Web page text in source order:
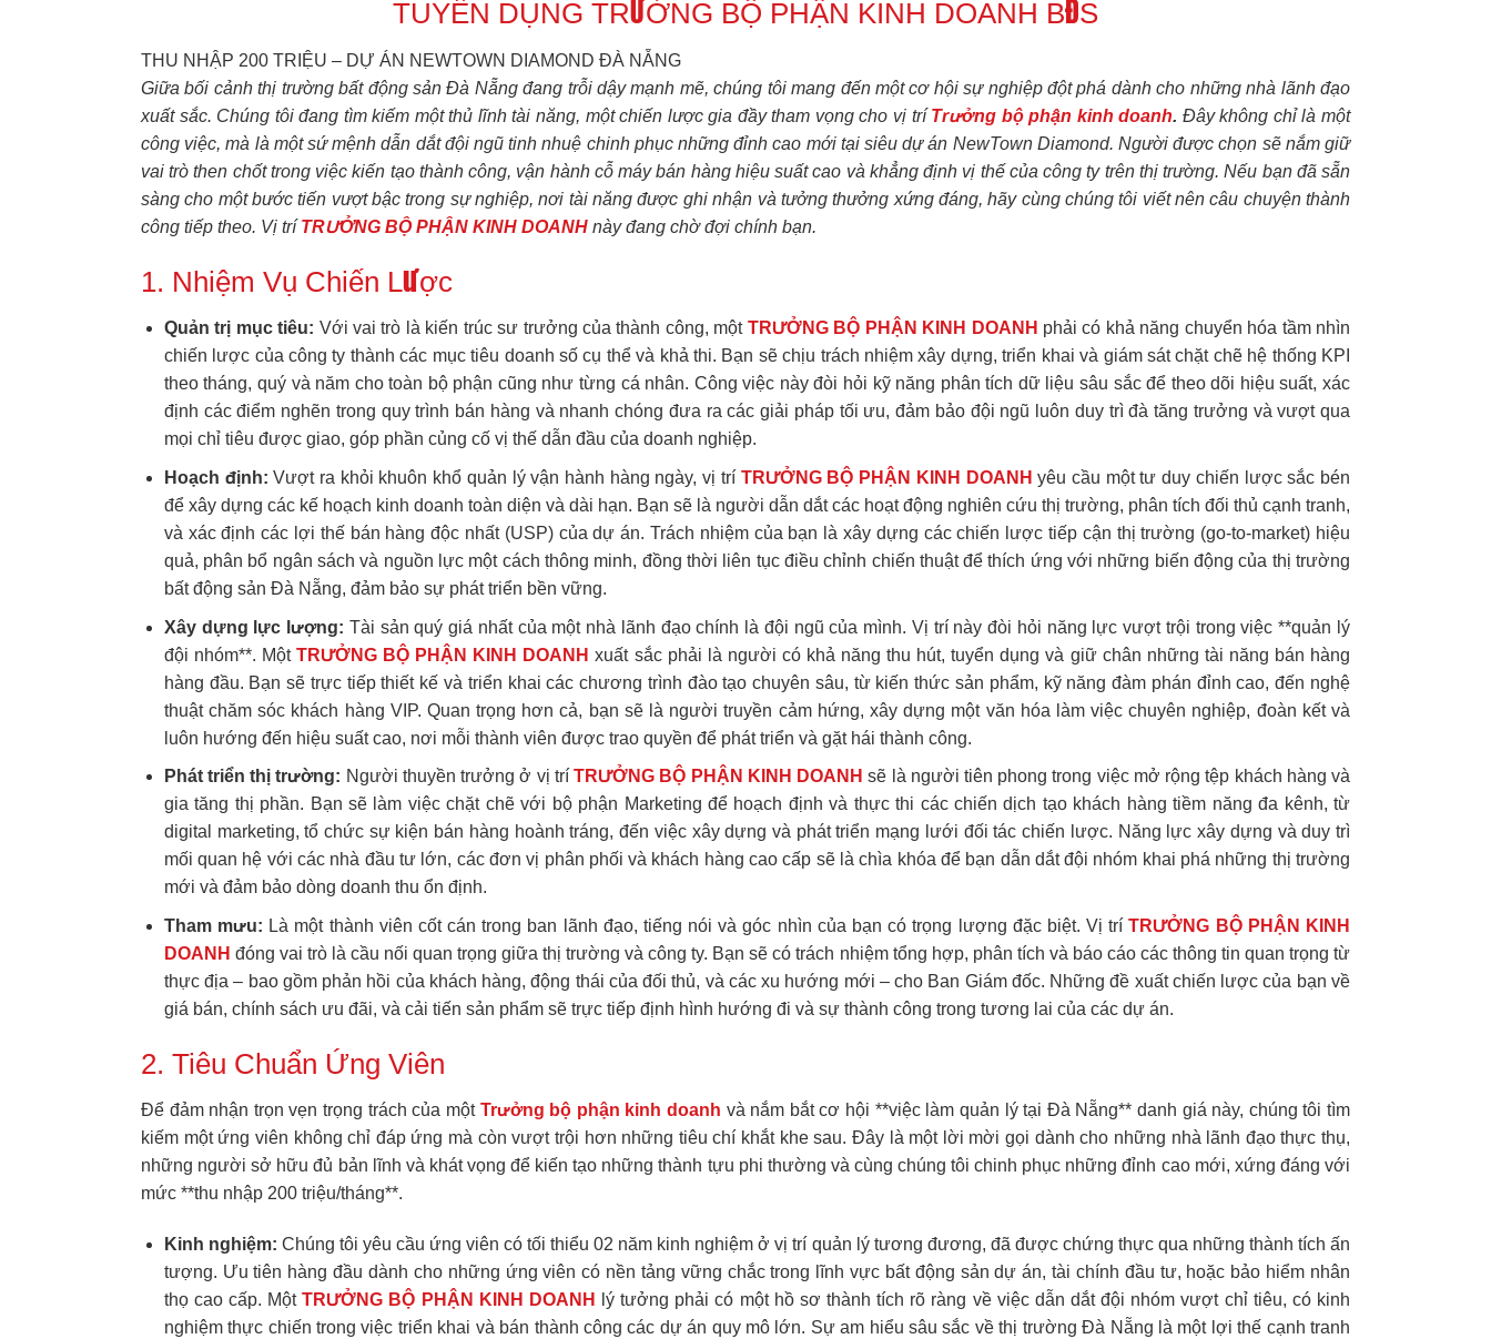
TUYỂN DỤNG TRƯỞNG BỘ PHẬN KINH DOANH BĐS
THU NHẬP 200 TRIỆU – DỰ ÁN NEWTOWN DIAMOND ĐÀ NẴNG
Giữa bối cảnh thị trường bất động sản Đà Nẵng đang trỗi dậy mạnh mẽ, chúng tôi mang đến một cơ hội sự nghiệp đột phá dành cho những nhà lãnh đạo
xuất sắc. Chúng tôi đang tìm kiếm một thủ lĩnh tài năng, một chiến lược gia đầy tham vọng cho vị trí Trưởng bộ phận kinh doanh. Đây không chỉ là một
công việc, mà là một sứ mệnh dẫn dắt đội ngũ tinh nhuệ chinh phục những đỉnh cao mới tại siêu dự án NewTown Diamond. Người được chọn sẽ nắm giữ
vai trò then chốt trong việc kiến tạo thành công, vận hành cỗ máy bán hàng hiệu suất cao và khẳng định vị thế của công ty trên thị trường. Nếu bạn đã sẵn
sàng cho một bước tiến vượt bậc trong sự nghiệp, nơi tài năng được ghi nhận và tưởng thưởng xứng đáng, hãy cùng chúng tôi viết nên câu chuyện thành
công tiếp theo. Vị trí TRƯỞNG BỘ PHẬN KINH DOANH này đang chờ đợi chính bạn.
1. Nhiệm Vụ Chiến Lược
Quản trị mục tiêu: Với vai trò là kiến trúc sư trưởng của thành công, một TRƯỞNG BỘ PHẬN KINH DOANH phải có khả năng chuyển hóa tầm nhìn
chiến lược của công ty thành các mục tiêu doanh số cụ thể và khả thi. Bạn sẽ chịu trách nhiệm xây dựng, triển khai và giám sát chặt chẽ hệ thống KPI
theo tháng, quý và năm cho toàn bộ phận cũng như từng cá nhân. Công việc này đòi hỏi kỹ năng phân tích dữ liệu sâu sắc để theo dõi hiệu suất, xác
định các điểm nghẽn trong quy trình bán hàng và nhanh chóng đưa ra các giải pháp tối ưu, đảm bảo đội ngũ luôn duy trì đà tăng trưởng và vượt qua
mọi chỉ tiêu được giao, góp phần củng cố vị thế dẫn đầu của doanh nghiệp.
Hoạch định: Vượt ra khỏi khuôn khổ quản lý vận hành hàng ngày, vị trí TRƯỞNG BỘ PHẬN KINH DOANH yêu cầu một tư duy chiến lược sắc bén
để xây dựng các kế hoạch kinh doanh toàn diện và dài hạn. Bạn sẽ là người dẫn dắt các hoạt động nghiên cứu thị trường, phân tích đối thủ cạnh tranh,
và xác định các lợi thế bán hàng độc nhất (USP) của dự án. Trách nhiệm của bạn là xây dựng các chiến lược tiếp cận thị trường (go-to-market) hiệu
quả, phân bổ ngân sách và nguồn lực một cách thông minh, đồng thời liên tục điều chỉnh chiến thuật để thích ứng với những biến động của thị trường
bất động sản Đà Nẵng, đảm bảo sự phát triển bền vững.
Xây dựng lực lượng: Tài sản quý giá nhất của một nhà lãnh đạo chính là đội ngũ của mình. Vị trí này đòi hỏi năng lực vượt trội trong việc **quản lý
đội nhóm**. MộtTRƯỞNG BỘ PHẬN KINH DOANH xuất sắc phải là người có khả năng thu hút, tuyển dụng và giữ chân những tài năng bán hàng
hàng đầu. Bạn sẽ trực tiếp thiết kế và triển khai các chương trình đào tạo chuyên sâu, từ kiến thức sản phẩm, kỹ năng đàm phán đỉnh cao, đến nghệ
thuật chăm sóc khách hàng VIP. Quan trọng hơn cả, bạn sẽ là người truyền cảm hứng, xây dựng một văn hóa làm việc chuyên nghiệp, đoàn kết và
luôn hướng đến hiệu suất cao, nơi mỗi thành viên được trao quyền để phát triển và gặt hái thành công.
Phát triển thị trường: Người thuyền trưởng ở vị trí TRƯỞNG BỘ PHẬN KINH DOANH sẽ là người tiên phong trong việc mở rộng tệp khách hàng và
gia tăng thị phần. Bạn sẽ làm việc chặt chẽ với bộ phận Marketing để hoạch định và thực thi các chiến dịch tạo khách hàng tiềm năng đa kênh, từ
digital marketing, tổ chức sự kiện bán hàng hoành tráng, đến việc xây dựng và phát triển mạng lưới đối tác chiến lược. Năng lực xây dựng và duy trì
mối quan hệ với các nhà đầu tư lớn, các đơn vị phân phối và khách hàng cao cấp sẽ là chìa khóa để bạn dẫn dắt đội nhóm khai phá những thị trường
mới và đảm bảo dòng doanh thu ổn định.
Tham mưu: Là một thành viên cốt cán trong ban lãnh đạo, tiếng nói và góc nhìn của bạn có trọng lượng đặc biệt. Vị tríTRƯỞNG BỘ PHẬN KINH
DOANH đóng vai trò là cầu nối quan trọng giữa thị trường và công ty. Bạn sẽ có trách nhiệm tổng hợp, phân tích và báo cáo các thông tin quan trọng từ
thực địa – bao gồm phản hồi của khách hàng, động thái của đối thủ, và các xu hướng mới – cho Ban Giám đốc. Những đề xuất chiến lược của bạn về
giá bán, chính sách ưu đãi, và cải tiến sản phẩm sẽ trực tiếp định hình hướng đi và sự thành công trong tương lai của các dự án.
2. Tiêu Chuẩn Ứng Viên
Để đảm nhận trọn vẹn trọng trách của một Trưởng bộ phận kinh doanh và nắm bắt cơ hội **việc làm quản lý tại Đà Nẵng** danh giá này, chúng tôi tìm
kiếm một ứng viên không chỉ đáp ứng mà còn vượt trội hơn những tiêu chí khắt khe sau. Đây là một lời mời gọi dành cho những nhà lãnh đạo thực thụ,
những người sở hữu đủ bản lĩnh và khát vọng để kiến tạo những thành tựu phi thường và cùng chúng tôi chinh phục những đỉnh cao mới, xứng đáng với
mức **thu nhập 200 triệu/tháng**.
Kinh nghiệm: Chúng tôi yêu cầu ứng viên có tối thiểu 02 năm kinh nghiệm ở vị trí quản lý tương đương, đã được chứng thực qua những thành tích ấn
tượng. Ưu tiên hàng đầu dành cho những ứng viên có nền tảng vững chắc trong lĩnh vực bất động sản dự án, tài chính đầu tư, hoặc bảo hiểm nhân
thọ cao cấp. MộtTRƯỞNG BỘ PHẬN KINH DOANH
lý tưởng phải có một hồ sơ thành tích rõ ràng về việc dẫn dắt đội nhóm vượt chỉ tiêu, có kinh
nghiệm thực chiến trong việc triển khai và bán thành công các dự án quy mô lớn. Sự am hiểu sâu sắc về thị trường Đà Nẵng là một lợi thế cạnh tranh